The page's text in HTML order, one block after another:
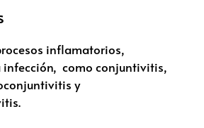
inflamatorios,
infección, como conjuntivitis,
y